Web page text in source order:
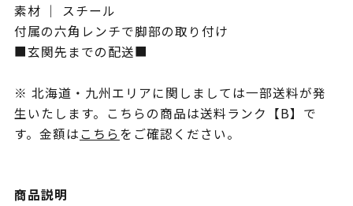
素材 ｜ スチール
付属の六角レンチで脚部の取り付け
■玄関先までの配送■
※ 北海道・九州エリアに関しましては一部送料が発
生いたします。こちらの商品は送料ランク【B】で
す。金額はこちらをご確認ください。
商品説明